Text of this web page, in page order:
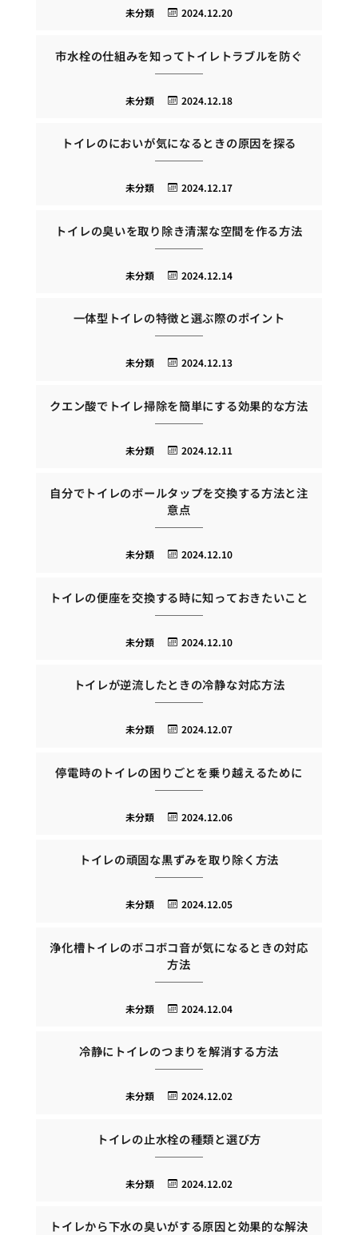
2024.12.20
未分類
市水栓の仕組みを知ってトイレトラブルを防ぐ
2024.12.18
未分類
トイレのにおいが気になるときの原因を探る
2024.12.17
未分類
トイレの臭いを取り除き清潔な空間を作る方法
2024.12.14
未分類
一体型トイレの特徴と選ぶ際のポイント
2024.12.13
未分類
クエン酸でトイレ掃除を簡単にする効果的な方法
2024.12.11
未分類
自分でトイレのボールタップを交換する方法と注
意点
2024.12.10
未分類
トイレの便座を交換する時に知っておきたいこと
2024.12.10
未分類
トイレが逆流したときの冷静な対応方法
2024.12.07
未分類
停電時のトイレの困りごとを乗り越えるために
2024.12.06
未分類
トイレの頑固な黒ずみを取り除く方法
2024.12.05
未分類
浄化槽トイレのボコボコ音が気になるときの対応
方法
2024.12.04
未分類
冷静にトイレのつまりを解消する方法
2024.12.02
未分類
トイレの止水栓の種類と選び方
2024.12.02
未分類
トイレから下水の臭いがする原因と効果的な解決